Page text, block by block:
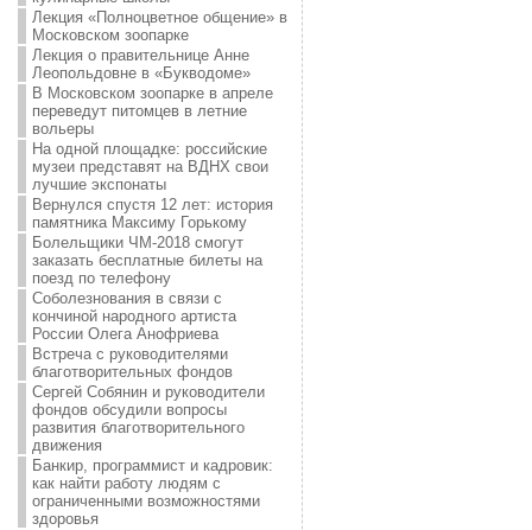
Лекция «Полноцветное общение» в
Московском зоопарке
Лекция о правительнице Анне
Леопольдовне в «Букводоме»
В Московском зоопарке в апреле
переведут питомцев в летние
вольеры
На одной площадке: российские
музеи представят на ВДНХ свои
лучшие экспонаты
Вернулся спустя 12 лет: история
памятника Максиму Горькому
Болельщики ЧМ-2018 смогут
заказать бесплатные билеты на
поезд по телефону
Соболезнования в связи с
кончиной народного артиста
России Олега Анофриева
Встреча с руководителями
благотворительных фондов
Сергей Собянин и руководители
фондов обсудили вопросы
развития благотворительного
движения
Банкир, программист и кадровик:
как найти работу людям с
ограниченными возможностями
здоровья